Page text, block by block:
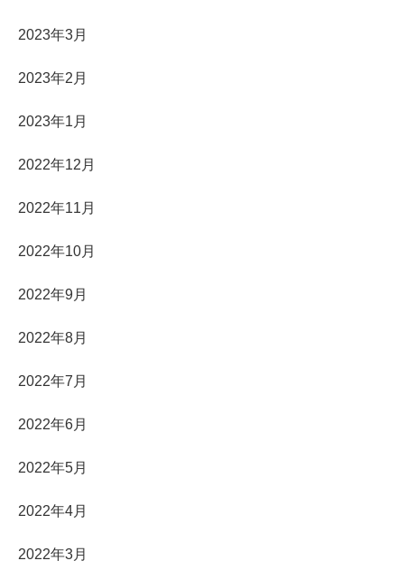
2023年3月
2023年2月
2023年1月
2022年12月
2022年11月
2022年10月
2022年9月
2022年8月
2022年7月
2022年6月
2022年5月
2022年4月
2022年3月